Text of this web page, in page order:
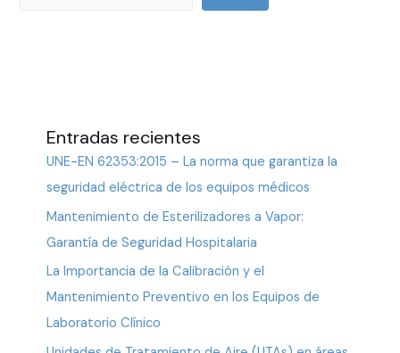
Entradas recientes
UNE-EN 62353:2015 – La norma que garantiza la
seguridad eléctrica de los equipos médicos
Mantenimiento de Esterilizadores a Vapor:
Garantía de Seguridad Hospitalaria
La Importancia de la Calibración y el
Mantenimiento Preventivo en los Equipos de
Laboratorio Clínico